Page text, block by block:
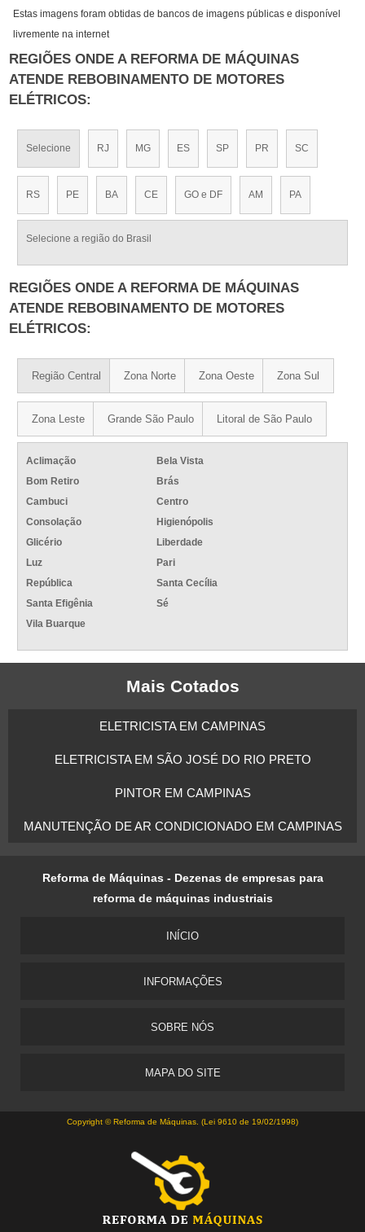
Estas imagens foram obtidas de bancos de imagens públicas e disponível
livremente na internet
REGIÕES ONDE A REFORMA DE MÁQUINAS
ATENDE REBOBINAMENTO DE MOTORES
ELÉTRICOS:
Selecione RJ MG ES SP PR SC
RS PE BA CE GO e DF AM PA
Selecione a região do Brasil
REGIÕES ONDE A REFORMA DE MÁQUINAS
ATENDE REBOBINAMENTO DE MOTORES
ELÉTRICOS:
Região Central Zona Norte Zona Oeste Zona Sul
Zona Leste Grande São Paulo Litoral de São Paulo
Aclimação
Bela Vista
Bom Retiro
Brás
Cambuci
Centro
Consolação
Higienópolis
Glicério
Liberdade
Luz
Pari
República
Santa Cecília
Santa Efigênia
Sé
Vila Buarque
Mais Cotados
ELETRICISTA EM CAMPINAS
ELETRICISTA EM SÃO JOSÉ DO RIO PRETO
PINTOR EM CAMPINAS
MANUTENÇÃO DE AR CONDICIONADO EM CAMPINAS
Reforma de Máquinas - Dezenas de empresas para
reforma de máquinas industriais
INÍCIO
INFORMAÇÕES
SOBRE NÓS
MAPA DO SITE
Copyright © Reforma de Máquinas. (Lei 9610 de 19/02/1998)